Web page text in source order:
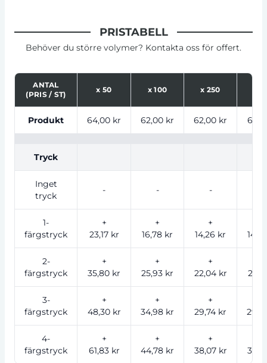
PRISTABELL
Behöver du större volymer? Kontakta oss för offert.
ANTAL
(PRIS / ST)
x 50 x100 x 250
Produkt 64,00 kr 62,00 kr 62,00 kr
Tryck
Inget
tryck
- - -
1-
färgstryck
+
23,17 kr
+
16,78 kr
+
14,26 kr
2-
färgstryck
+
35,80 kr
+
25,93 kr
+
22,04 kr
3-
färgstryck
+
48,30 kr
+
34,98 kr
+
29,74 kr
4-
färgstryck
+
61,83 kr
+
44,78 kr
+
38,07 kr